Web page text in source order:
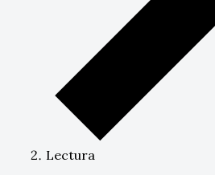
Lectura